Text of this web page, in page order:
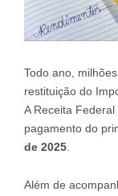
Todo ano,
restituição do
A Receita
pagamento do
de 2025
Além de